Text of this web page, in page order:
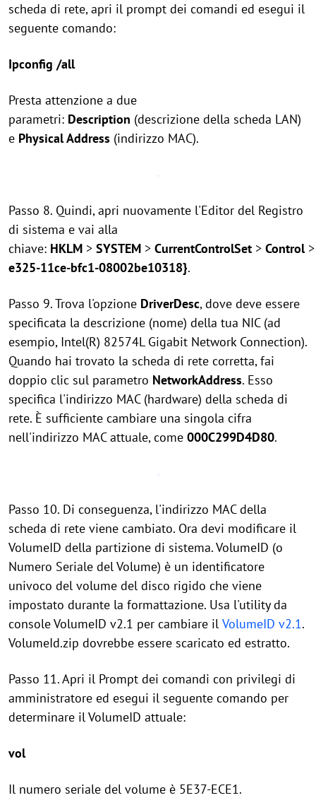
scheda di rete, apri il prompt dei comandi ed esegui il
seguente comando:
Ipconfig /all
Presta attenzione a due
parametri: Description (descrizione della scheda LAN)
e Physical Address (indirizzo MAC).
Passo 8. Quindi, apri nuovamente l'Editor del Registro
di sistema e vai alla
chiave: HKLM > SYSTEM > CurrentControlSet > Control
e325-11ce-bfc1-08002be10318}.
Passo 9. Trova l'opzione DriverDesc, dove deve essere
specificata la descrizione (nome) della tua NIC (ad
esempio, Intel(R) 82574L Gigabit Network Connection).
Quando hai trovato la scheda di rete corretta, fai
doppio clic sul parametro NetworkAddress. Esso
specifica l'indirizzo MAC (hardware) della scheda di
rete. È sufficiente cambiare una singola cifra
nell'indirizzo MAC attuale, come 000C299D4D80.
Passo 10. Di conseguenza, l'indirizzo MAC della
scheda di rete viene cambiato. Ora devi modificare il
VolumeID della partizione di sistema. VolumeID (o
Numero Seriale del Volume) è un identificatore
univoco del volume del disco rigido che viene
impostato durante la formattazione. Usa l'utility da
console VolumeID v2.1 per cambiare il VolumeID v2.1.
VolumeId.zip dovrebbe essere scaricato ed estratto.
Passo 11. Apri il Prompt dei comandi con privilegi di
amministratore ed esegui il seguente comando per
determinare il VolumeID attuale:
vol
Il numero seriale del volume è 5E37-ECE1.